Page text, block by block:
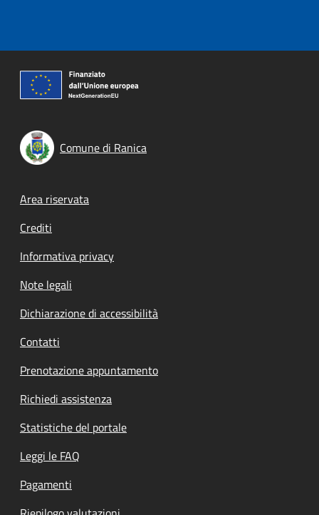
Comune di Ranica
Footer menu
Area riservata
Crediti
Informativa privacy
Note legali
Dichiarazione di accessibilità
Contatti
Prenotazione appuntamento
Richiedi assistenza
Statistiche del portale
Leggi le FAQ
Pagamenti